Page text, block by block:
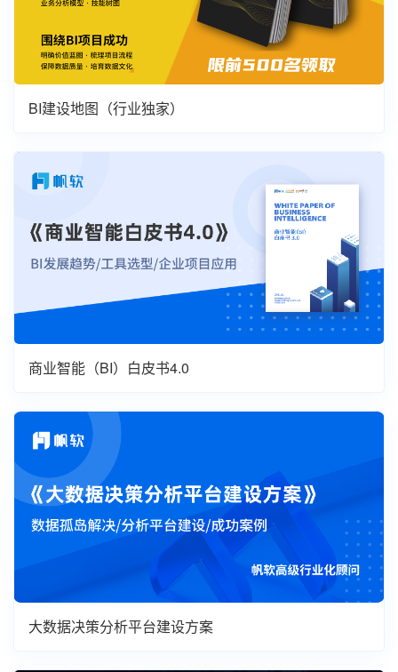
BI建设地图（行业独家）
商业智能（BI）白皮书4.0
大数据决策分析平台建设方案